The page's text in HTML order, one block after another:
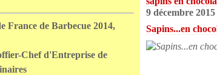
France de Barbecue 2014,
Chef d'Entreprise de
9 décembre 2015
Sapins...en